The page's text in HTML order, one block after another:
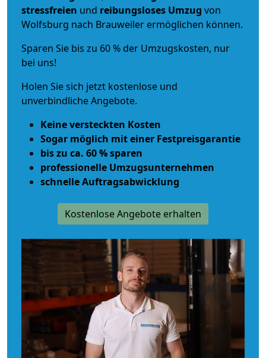
stressfreien und reibungsloses Umzug von
Wolfsburg nach Brauweiler ermöglichen können.
Sparen Sie bis zu 60 % der Umzugskosten, nur
bei uns!
Holen Sie sich jetzt kostenlose und
unverbindliche Angebote.
Keine versteckten Kosten
Sogar möglich mit einer Festpreisgarantie
bis zu ca. 60 % sparen
professionelle Umzugsunternehmen
schnelle Auftragsabwicklung
Kostenlose Angebote erhalten